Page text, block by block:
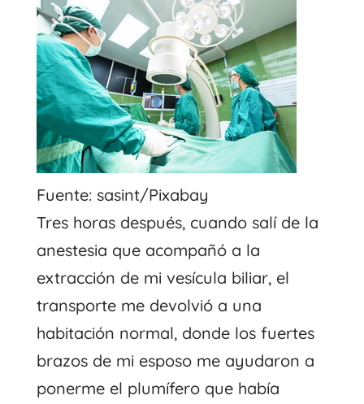
Fuente: sasint/Pixabay
Tres horas después, cuando salí de la
anestesia que acompañó a la
extracción de mi vesícula biliar, el
transporte me devolvió a una
habitación normal, donde los fuertes
brazos de mi esposo me ayudaron a
ponerme el plumífero que había